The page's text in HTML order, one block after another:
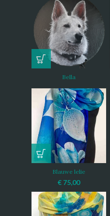
Bella
Blauwe lelie
€ 75,00